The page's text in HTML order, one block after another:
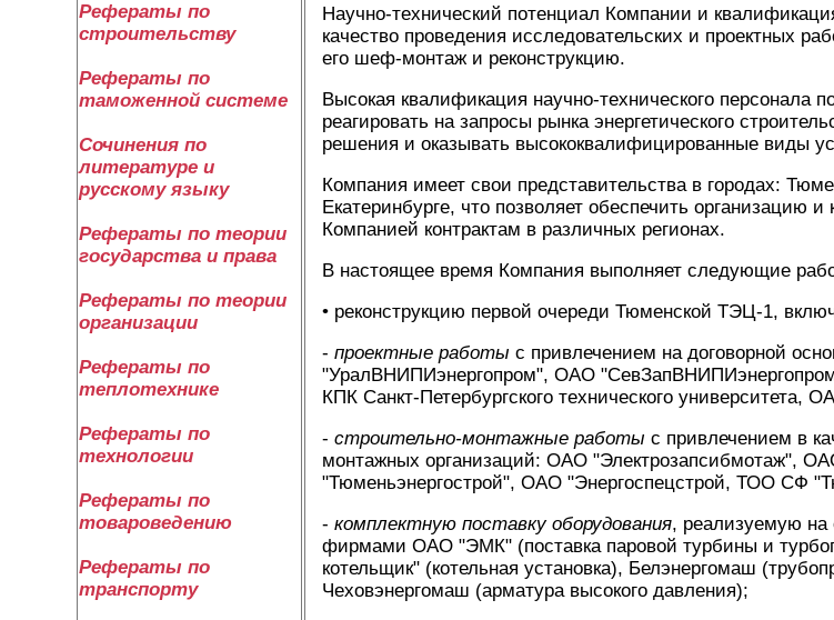
Рефераты по
строительству
Рефераты по
таможенной системе
Сочинения по
литературе и
русскому языку
Рефераты по теории
государства и права
Рефераты по теории
организации
Рефераты по
теплотехнике
Рефераты по
технологии
Рефераты по
товароведению
Рефераты по
транспорту
Научно-технический потенциал Компании и
качество проведения исследовательских и проектных
его шеф-монтаж и реконструкцию.
Высокая квалификация научно-технического персонала
реагировать на запросы рынка энергетического
решения и оказывать высококвалифицированные виды
Компания имеет свои представительства в городах:
Екатеринбурге, что позволяет обеспечить организацию
Компанией контрактам в различных регионах.
В настоящее время Компания выполняет следующие
• реконструкцию первой очереди Тюменской ТЭЦ-1,
- проектные работы с привлечением на договорной
"УралВНИПИэнергопром", ОАО
КПК Санкт-Петербургского технического университета,
- строительно-монтажные работы с привлечением в
монтажных организаций: ОАО "Электрозапсибмотаж",
"Тюменьэнергострой", ОАО "Энергоспецстрой, ТОО СФ
- комплектную поставку оборудования, реализуемую на
фирмами ОАО "ЭМК" (поставка паровой турбины и
котельщик" (котельная установка), Белэнергомаш
Чеховэнергомаш (арматура высокого давления);